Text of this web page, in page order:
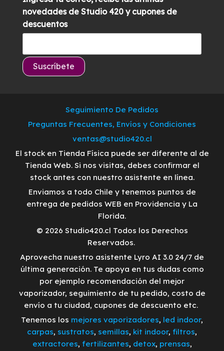
novedades de Studio 420 y cupones de
descuentos
Seguimiento De Pedidos
Preguntas Frecuentes, Envíos y Condiciones
ventas@studio420.cl
El stock en Tienda Física puede ser diferente al de
Tienda Web. Si nos visitas, debes confirmar el
stock antes con nuestro asistente en línea.
Enviamos a todo Chile y tenemos puntos de
entrega de pedidos WEB en Providencia y La
Florida.
© 2026 Studio420.cl Todos los Derechos
Reservados.
Aprovecha nuestro asistente Lyro AI 3.0 24/7 de
última generación. Te apoya en tus dudas como
por ejemplo recomendación del mejor
vaporizador, seguimiento de tu pedido, costo de
envío a tu ciudad, cupones de descuento etc.
Tenemos los mejores vaporizadores, led indoor,
carpas, sustratos, semillas, kit indoor, filtros,
extractores, fertilizantes, detox, prensas,